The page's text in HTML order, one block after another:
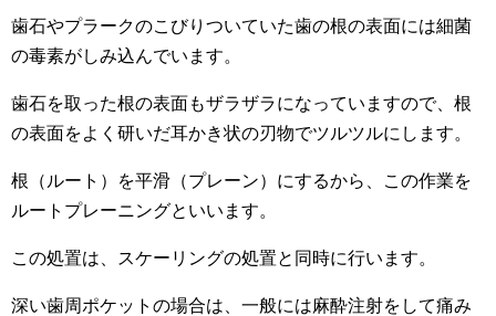
歯石やプラークのこびりついていた歯の根の表面には細菌
の毒素がしみ込んでいます。
歯石を取った根の表面もザラザラになっていますので、根
の表面をよく研いだ耳かき状の刃物でツルツルにします。
根（ルート）を平滑（プレーン）にするから、この作業を
ルートプレーニングといいます。
この処置は、スケーリングの処置と同時に行います。
深い歯周ポケットの場合は、一般には麻酔注射をして痛み